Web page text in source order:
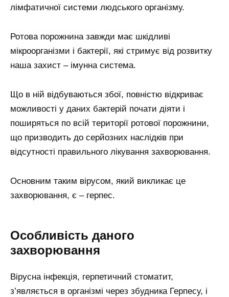
лімфатичної системи людського організму.
Ротова порожнина завжди має шкідливі
мікроорганізми і бактерії, які стримує від розвитку
наша захист – імунна система.
Що в ній відбуваються збої, повністю відкриває
можливості у даних бактерій почати діяти і
поширяться по всій території ротової порожнини,
що призводить до серйозних наслідків при
відсутності правильного лікування захворювання.
Основним таким вірусом, який викликає це
захворювання, є – герпес.
Особливість даного
захворювання
Вірусна інфекція, герпетичний стоматит,
з’являється в організмі через збудника Герпесу, і